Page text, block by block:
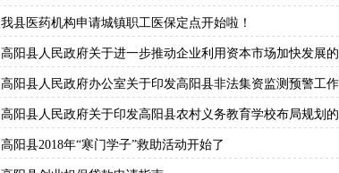
我县医药机构申请城镇职工医保定点开始啦！
高阳县人民政府关于进一步推动企业利用资本市场加快发展
高阳县人民政府办公室关于印发高阳县非法集资监测预警工
高阳县人民政府关于印发高阳县农村义务教育学校布局规划
高阳县2018年“寒门学子”救助活动开始了